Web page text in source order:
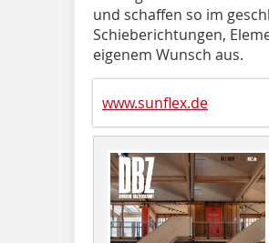
und schaffen so im
Schieberichtungen,
eigenem Wunsch aus.
www.sunflex.de